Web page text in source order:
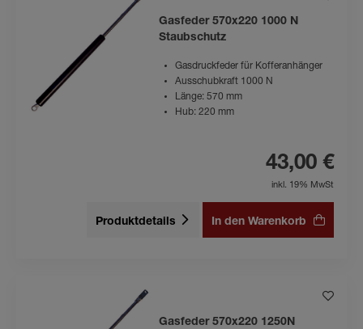
Gasfeder 570x220 1000 N
Staubschutz
Gasdruckfeder für Kofferanhänger
Ausschubkraft 1000 N
Länge: 570 mm
Hub: 220 mm
43,00 €
inkl. 19% MwSt
Produktdetails In den Warenkorb
Gasfeder 570x220 1250N